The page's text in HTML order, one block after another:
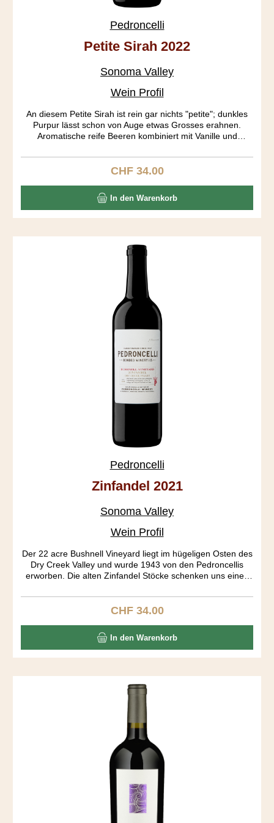
Pedroncelli
Petite Sirah 2022
Sonoma Valley
Wein Profil
An diesem Petite Sirah ist rein gar nichts "petite"; dunkles
Purpur lässt schon von Auge etwas Grosses erahnen.
Aromatische reife Beeren kombiniert mit Vanille und
entwickeln sich Heidelbeer, dunkle Schokolade und Pfeffer.
Full body mit einem gerüttelt Mass an Tanninen und ein
Regulärer Preis:
CHF 34.00
In den Warenkorb
Pedroncelli
Zinfandel 2021
Sonoma Valley
Wein Profil
Der 22 acre Bushnell Vineyard liegt im hügeligen Osten des
Dry Creek Valley und wurde 1943 von den Pedroncellis
erworben. Die alten Zinfandel Stöcke schenken uns einen
Himbeer, Muskat, Zimt, Toast und Vanille. Grosser Körper.
Auffallend wie trocken dieser Zin ist, der ja üblicherweise
müssen alle aus dem einzeln bezeichneten Rebberg
kommen. Solche Weine haben Kultstatus - so wie der
Pedoncelli Bushnell Zinfandel.
Regulärer Preis:
CHF 34.00
In den Warenkorb